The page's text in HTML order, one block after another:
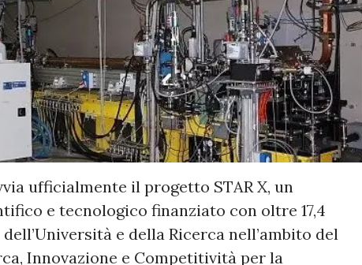
ufficialmente il progetto STAR X, un
e tecnologico finanziato con oltre 17,4
e della Ricerca nell’ambito del
Innovazione e Competitività per la